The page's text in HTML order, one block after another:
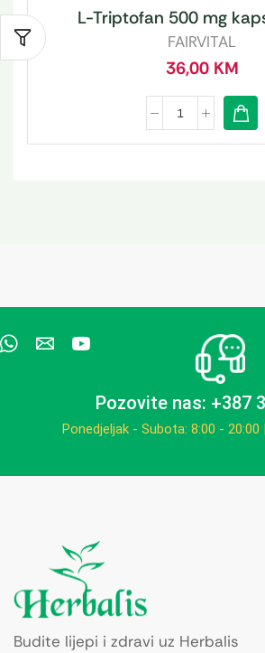
L-Triptofan 500 mg
FAIRVITAL
36,00 KM
Pozovite nas: +387
Ponedjeljak - Subota: 8:00 -
Budite lijepi i zdravi uz Herbalis